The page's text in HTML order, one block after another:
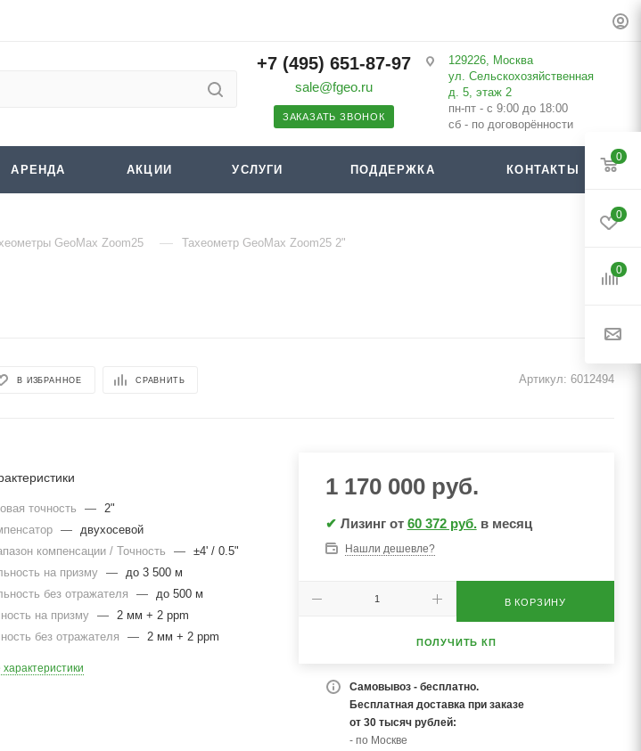
+7 (495) 651-87-97
sale@fgeo.ru
ЗАКАЗАТЬ ЗВОНОК
129226, Москва
ул. Сельскохозяйственная
д. 5, этаж 2
пн-пт - с 9:00 до 18:00
сб - по договорённости
АРЕНДА АКЦИИ УСЛУГИ ПОДДЕРЖКА КОНТАКТЫ
GeoMax Zoom25 — Тахеометр GeoMax Zoom25 2"
В ИЗБРАННОЕ СРАВНИТЬ Артикул: 6012494
точность —
2"
—
двухосевой
компенсации / Точность
—
±4' / 0.5"
на призму
—
до 3 500 м
без отражателя
—
до 500 м
на призму
—
2 мм + 2 ppm
без отражателя
— 2 мм + 2 ppm
характеристики
1 170 000руб.
✔ Лизинг от 60 372 руб.в месяц
Нашли дешевле?
В КОРЗИНУ
ПОЛУЧИТЬ КП
Самовывоз - бесплатно.
Бесплатная доставка при заказе
от 30 тысяч рублей:
- по Москве
0
0
0